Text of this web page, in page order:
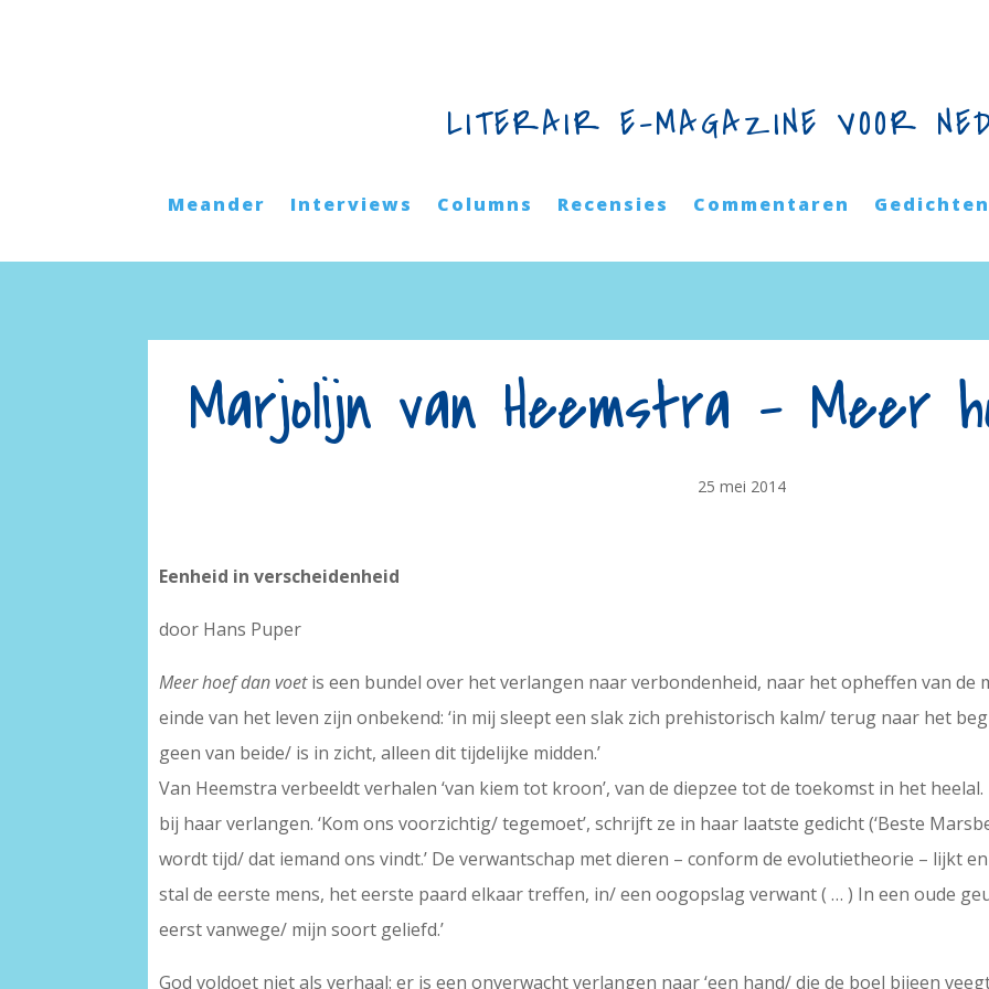
LITERAIR E-MAGAZINE VOOR
Meander Interviews Columns Recensies Commentaren Gedichten
Marjolijn van Heemstra – Meer
25 mei 2014
Eenheid in verscheidenheid
door Hans Puper
Meer hoef dan voetis een bundel over het verlangen naar verbondenheid, naar het opheffen van de
einde van het leven zijn onbekend: ‘in mij sleept een slak zich prehistorisch kalm/ terug naar het
geen van beide/ is in zicht, alleen dit tijdelijke midden.’
Van Heemstra verbeeldt verhalen ‘van kiem tot kroon’, van de diepzee tot de toekomst in het
bij haar verlangen. ‘Kom ons voorzichtig/ tegemoet’, schrijft ze in haar laatste gedicht (‘Beste
wordt tijd/ dat iemand ons vindt.’ De verwantschap met dieren – conform de evolutietheorie – lijkt
stal de eerste mens, het eerste paard elkaar treffen, in/ een oogopslag verwant ( … ) In een oude
eerst vanwege/ mijn soort geliefd.’
God voldoet niet als verhaal: er is een onverwacht verlangen naar ‘een hand/ die de boel bijeen